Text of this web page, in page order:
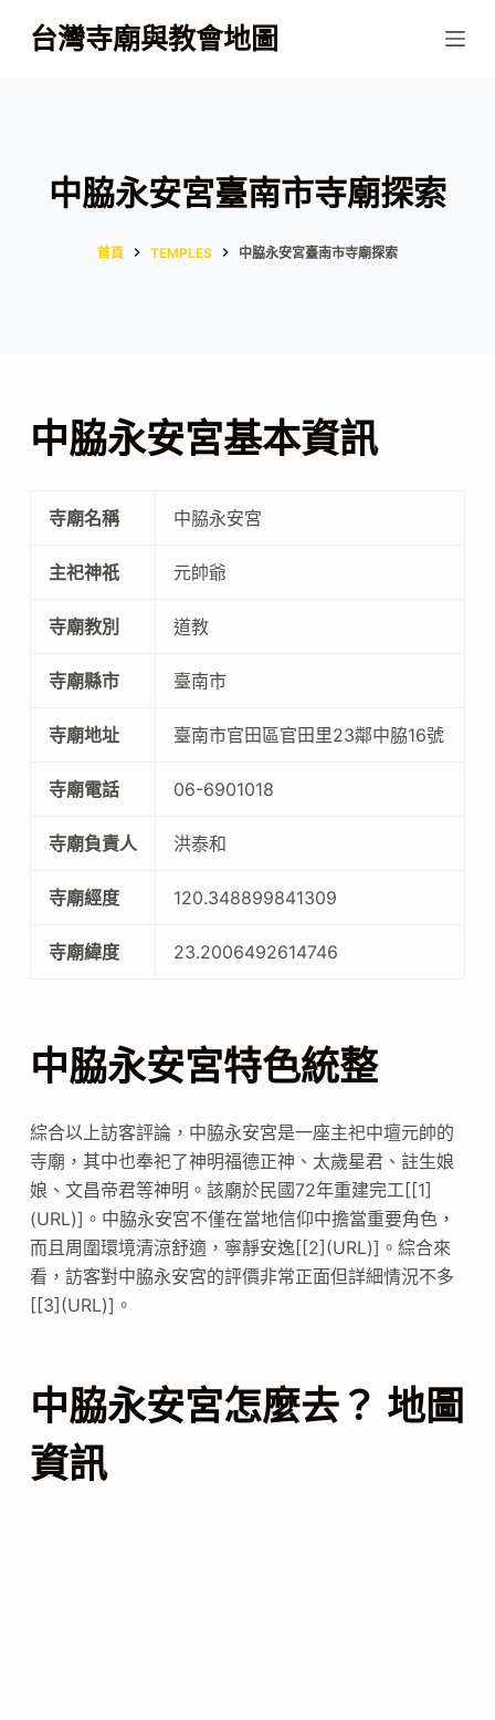
跳
至
台灣寺廟與教會地圖
中脇永安宮臺南市寺廟探索
首頁 TEMPLES 中脇永安宮臺南市寺廟探索
中脇永安宮基本資訊
寺廟名稱 中脇永安宮
主祀神祇 元帥爺
寺廟教別 道教
寺廟縣市 臺南市
寺廟地址 臺南市官田區官田里23鄰中脇16號
寺廟電話 06-6901018
寺廟負責人 洪泰和
寺廟經度 120.348899841309
寺廟緯度 23.2006492614746
中脇永安宮特色統整
綜合以上訪客評論，中脇永安宮是一座主祀中壇元帥的
寺廟，其中也奉祀了神明福德正神、太歲星君、註生娘
娘、文昌帝君等神明。該廟於民國72年重建完工[[1]
(URL)]。中脇永安宮不僅在當地信仰中擔當重要角色，
而且周圍環境清涼舒適，寧靜安逸[[2](URL)]。綜合來
看，訪客對中脇永安宮的評價非常正面但詳細情況不多
[[3](URL)]。
中脇永安宮怎麼去？ 地圖
資訊